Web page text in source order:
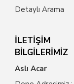
Detaylı Arama
İLETİŞİM
BİLGİLERİMİZ
Aslı Acar